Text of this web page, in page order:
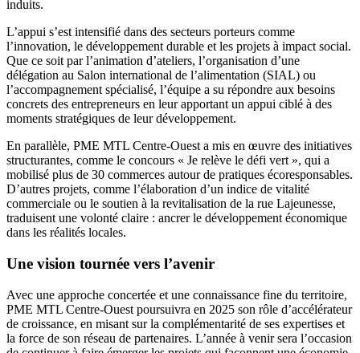
induits.
L’appui s’est intensifié dans des secteurs porteurs comme
l’innovation, le développement durable et les projets à impact social.
Que ce soit par l’animation d’ateliers, l’organisation d’une
délégation au Salon international de l’alimentation (SIAL) ou
l’accompagnement spécialisé, l’équipe a su répondre aux besoins
concrets des entrepreneurs en leur apportant un appui ciblé à des
moments stratégiques de leur développement.
En parallèle, PME MTL Centre-Ouest a mis en œuvre des initiatives
structurantes, comme le concours « Je relève le défi vert », qui a
mobilisé plus de 30 commerces autour de pratiques écoresponsables.
D’autres projets, comme l’élaboration d’un indice de vitalité
commerciale ou le soutien à la revitalisation de la rue Lajeunesse,
traduisent une volonté claire : ancrer le développement économique
dans les réalités locales.
Une vision tournée vers l’avenir
Avec une approche concertée et une connaissance fine du territoire,
PME MTL Centre-Ouest poursuivra en 2025 son rôle d’accélérateur
de croissance, en misant sur la complémentarité de ses expertises et
la force de son réseau de partenaires. L’année à venir sera l’occasion